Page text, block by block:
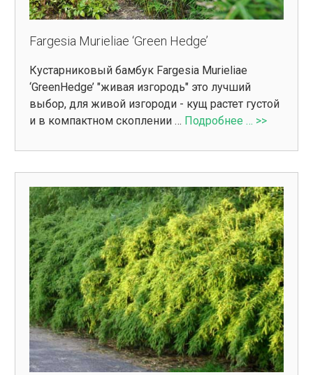
Fargesia Murieliae ‘Green Hedge’
Кустарниковый бамбук Fargesia Murieliae
‘GreenHedge’ "живая изгородь" это лучший
выбор, для живой изгороди - кущ растет густой
и в компактном скоплении … Подробнее … >>